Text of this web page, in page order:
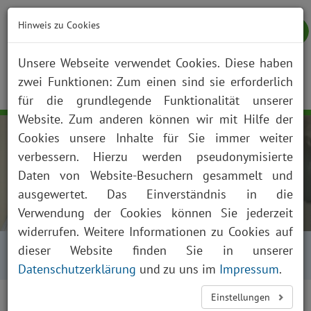
NOTFALL KONTAKT ANFAHRT JOBS SUCHE
Startseite
Über uns
Ehrenamtliche und Fördervereine
Hinweis zu Cookies
Unsere Webseite verwendet Cookies. Diese haben
zwei Funktionen: Zum einen sind sie erforderlich
für die grundlegende Funktionalität unserer
Website. Zum anderen können wir mit Hilfe der
Cookies unsere Inhalte für Sie immer weiter
verbessern. Hierzu werden pseudonymisierte
Daten von Website-Besuchern gesammelt und
ausgewertet. Das Einverständnis in die
Verwendung der Cookies können Sie jederzeit
widerrufen. Weitere Informationen zu Cookies auf
dieser Website finden Sie in unserer
Datenschutzerklärung und zu uns im Impressum.
Einstellungen